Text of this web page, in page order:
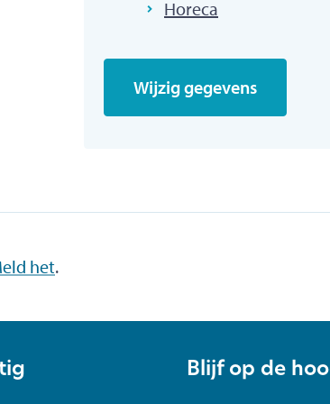
Horeca
Wijzig gegevens
het.
Blijf op de